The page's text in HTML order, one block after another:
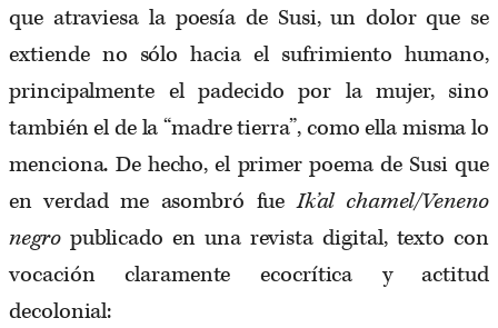
que atraviesa la poesía de Susi, un dolor que se
extiende no sólo hacia el sufrimiento humano,
principalmente el padecido por la mujer, sino
también el de la “madre tierra”, como ella misma lo
menciona. De hecho, el primer poema de Susi que
en verdad me asombró fueIk’al chamel/Veneno
negro publicado en una revista digital, texto con
vocación claramente ecocrítica y actitud
decolonial: